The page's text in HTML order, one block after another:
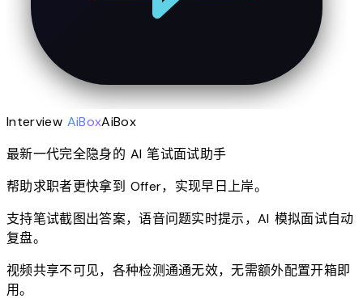
Interview AiBoxAiBox
最新一代完全隐身的 AI 笔试面试助手
帮助求职者更快拿到 Offer，实现早日上岸。
支持笔试截图出答案，语音问题实时提示，AI 模拟面试自动
复盘。
视频共享不可见，各种检测通通无效，无需额外配置开箱即
用。